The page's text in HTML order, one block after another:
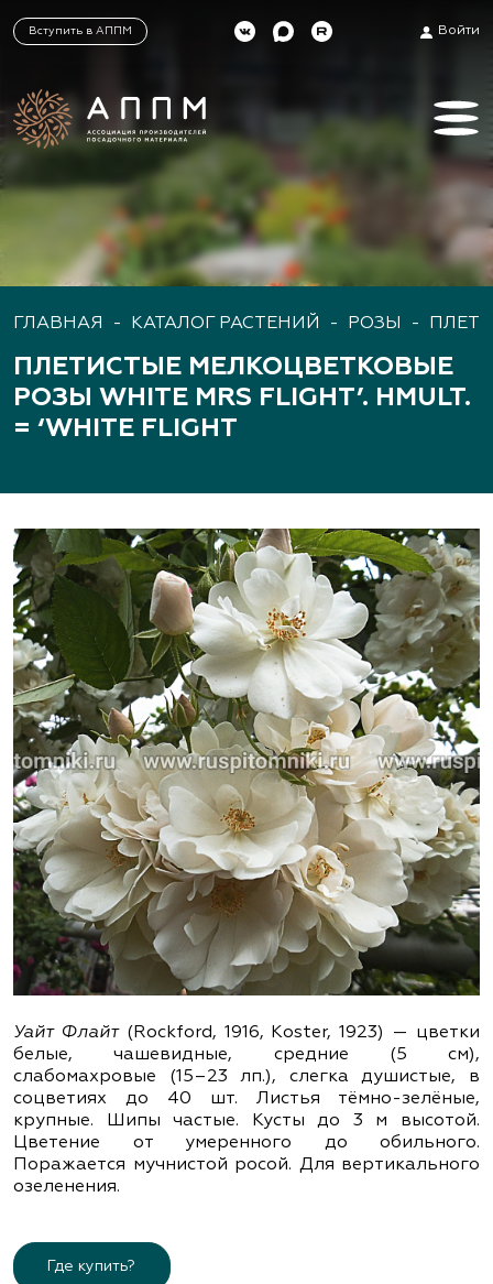
Вступить в АППМ Войти
ГЛАВНАЯ - КАТАЛОГ РАСТЕНИЙ - РОЗЫ -
ПЛЕТИСТЫЕ МЕЛКОЦВЕТКОВЫЕ
РОЗЫ WHITE MRS FLIGHT’. HMULT.
= ‘WHITE FLIGHT
Уайт Флайт(Rockford, 1916, Koster, 1923) — цветки
белые, чашевидные, средние (5 см),
слабомахровые (15–23 лп.), слегка душистые, в
соцветиях до 40 шт. Листья тёмно-зелёные,
крупные. Шипы частые. Кусты до 3 м высотой.
Цветение от умеренного до обильного.
Поражается мучнистой росой. Для вертикального
озеленения.
Где купить?